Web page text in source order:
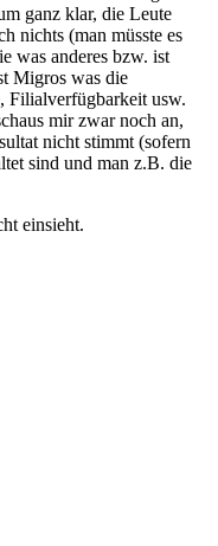
ganz klar, die Leute
nichts (man müsste es
was anderes bzw. ist
Migros was die
Filialverfügbarkeit usw.
mir zwar noch an,
nicht stimmt (sofern
sind und man z.B. die
einsieht.